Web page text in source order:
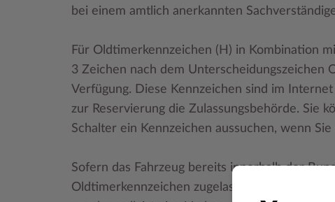
bei einem amtlich anerkannten
Für Oldtimerkennzeichen (H) in Kombination
3 Zeichen nach dem Unterscheidungszeichen
Verfügung. Diese Kennzeichen sind im
zur Reservierung die Zulassungsbehörde. Sie
Schalter ein Kennzeichen aussuchen, wenn
Sofern das Fahrzeug bereits innerhalb der
Oldtimerkennzeichen zugelassen ist oder war